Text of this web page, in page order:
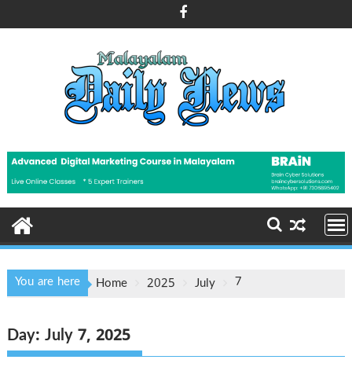
to
You are here Home 2025 July 7
Day:July 7, 2025